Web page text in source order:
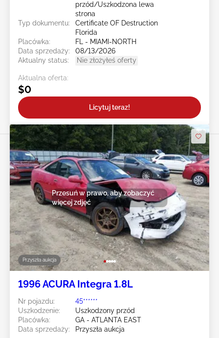
przód/Uszkodzona lewa
strona
Typ dokumentu:
Certificate OF Destruction
Florida
Placówka:
FL - MIAMI-NORTH
Data sprzedaży:
08/13/2026
Aktualny status:
Nie złożyłeś oferty
Aktualna oferta:
$0
Licytuj teraz!
Przyszła aukcja
Przesuń w prawo, aby zobaczyć
więcej zdjęć
1996 ACURA Integra 1.8L
Nr pojazdu:
45******
Uszkodzenie:
Uszkodzony przód
Placówka:
GA - ATLANTA EAST
Data sprzedaży:
Przyszła aukcja